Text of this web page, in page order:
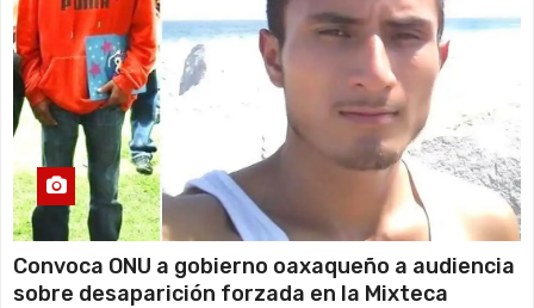
Convoca ONU a gobierno oaxaqueño a audiencia
sobre desaparición forzada en la Mixteca